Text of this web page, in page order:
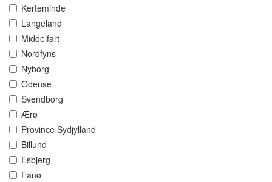
Kerteminde
Langeland
Middelfart
Nordfyns
Nyborg
Odense
Svendborg
Ærø
Province Sydjylland
Billund
Esbjerg
Fanø